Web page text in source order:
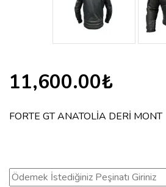
11,600.00₺
FORTE GT ANATOLİA DERİ MONT